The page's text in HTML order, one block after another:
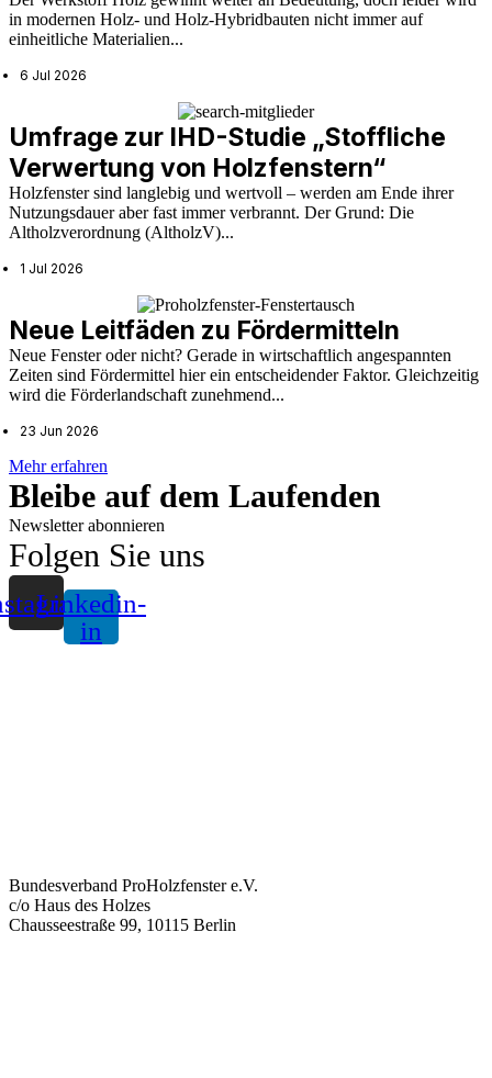
in modernen Holz- und Holz-Hybridbauten nicht immer auf
einheitliche Materialien...
6 Jul 2026
Umfrage zur IHD-Studie „Stoffliche
Verwertung von Holzfenstern“
Holzfenster sind langlebig und wertvoll – werden am Ende ihrer
Nutzungsdauer aber fast immer verbrannt. Der Grund: Die
Altholzverordnung (AltholzV)...
1 Jul 2026
Neue Leitfäden zu Fördermitteln
Neue Fenster oder nicht? Gerade in wirtschaftlich angespannten
Zeiten sind Fördermittel hier ein entscheidender Faktor. Gleichzeitig
wird die Förderlandschaft zunehmend...
23 Jun 2026
Mehr erfahren
Bleibe auf dem Laufenden
Newsletter abonnieren
Folgen Sie uns
Linkedin-
in
Bundesverband ProHolzfenster e.V.
c/o Haus des Holzes
Chausseestraße 99, 10115 Berlin